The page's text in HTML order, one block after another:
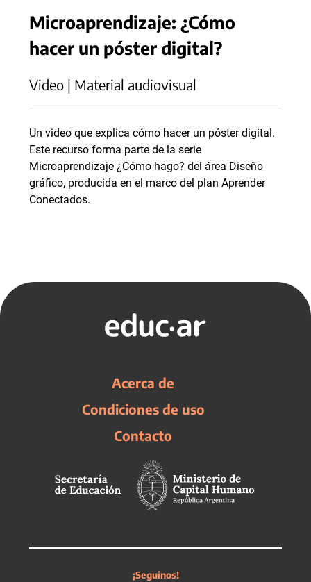
Microaprendizaje: ¿Cómo
hacer un póster digital?
Video | Material audiovisual
Un video que explica cómo hacer un póster digital.
Este recurso forma parte de la serie
Microaprendizaje ¿Cómo hago? del área Diseño
gráfico, producida en el marco del plan Aprender
Conectados.
Acerca de
Condiciones de uso
Contacto
¡Seguinos!